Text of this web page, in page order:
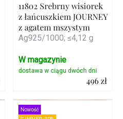
11802 Srebrny wisiorek
z łańcuszkiem JOURNEY
z agatem mszystym
Ag925/1000; ≤4,12 g
496 zł
Szczegóły
W magazynie
Nowość